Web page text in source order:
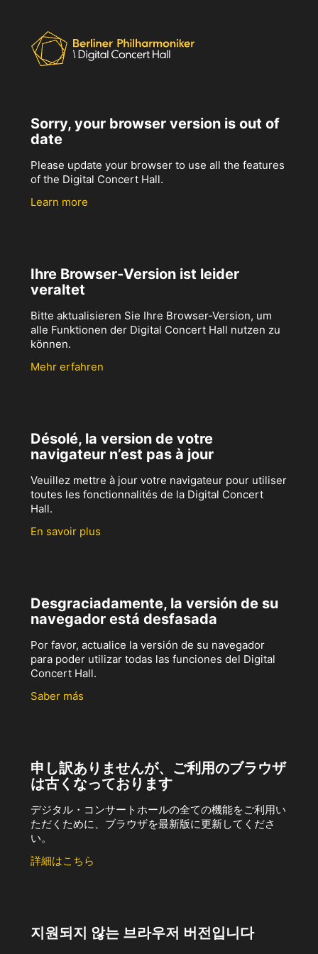
Sorry, your browser version is out of
date
Please update your browser to use all the features
of the Digital Concert Hall.
Learn more
Ihre Browser-Version ist leider
veraltet
Bitte aktualisieren Sie Ihre Browser-Version, um
alle Funktionen der Digital Concert Hall nutzen zu
können.
Mehr erfahren
Désolé, la version de votre
navigateur n’est pas à jour
Veuillez mettre à jour votre navigateur pour utiliser
toutes les fonctionnalités de la Digital Concert
Hall.
En savoir plus
Desgraciadamente, la versión de su
navegador está desfasada
Por favor, actualice la versión de su navegador
para poder utilizar todas las funciones del Digital
Concert Hall.
Saber más
申し訳ありませんが、ご利用のブラウザ
は古くなっております
デジタル・コンサートホールの全ての機能をご利用い
ただくために、ブラウザを最新版に更新してくださ
い。
詳細はこちら
지원되지 않는 브라우저 버전입니다